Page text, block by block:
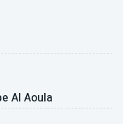
Al Aoula